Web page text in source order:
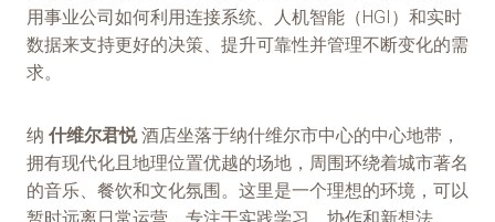
用事业公司如何利用连接系统、人机智能（HGI）和实时
数据来支持更好的决策、提升可靠性并管理不断变化的需
求。
纳 什维尔君悦酒店坐落于纳什维尔市中心的中心地带，
拥有现代化且地理位置优越的场地，周围环绕着城市著名
的音乐、餐饮和文化氛围。这里是一个理想的环境，可以